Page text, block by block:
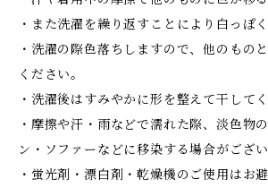
・また洗濯を繰り返すことにより白っぽく
・洗濯の際色落ちしますので、他のもの
ください。
・洗濯後はすみやかに形を整えて干してく
・摩擦や汗・雨などで濡れた際、淡色物
ン・ソファーなどに移染する場合がござい
・蛍光剤・漂白剤・乾燥機のご使用はお